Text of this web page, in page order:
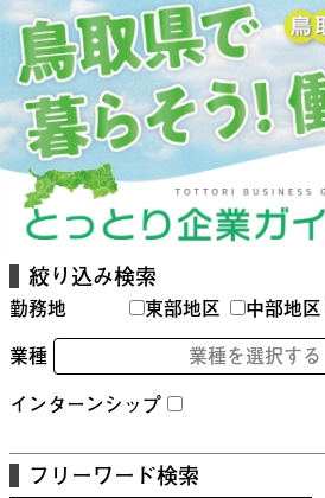
絞り込み検索
勤務地 東部地区 中部地区
業種
業種を選択する
インターンシップ
フリーワード検索